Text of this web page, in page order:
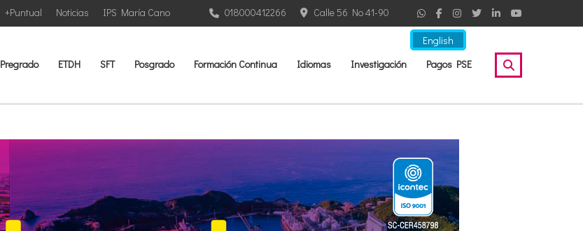
English
IPS María Cano
Noticias
+Puntual Calle 56 No 41-90
018000412266
Pregrado ETDH SFT Posgrado Formación Continua Idiomas Investigación Pagos PSE